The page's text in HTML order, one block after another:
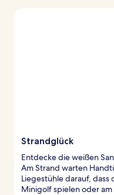
Strandglück
Entdecke die weißen
Am Strand warten
Liegestühle darauf, dass
Minigolf spielen oder am